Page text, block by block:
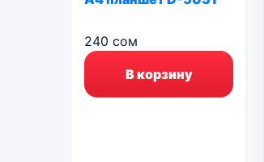
240 сом
В корзину